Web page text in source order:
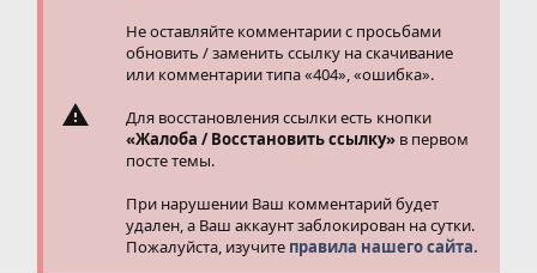
Не оставляйте комментарии с просьбами
обновить / заменить ссылку на скачивание
или комментарии типа «404», «ошибка».
Для восстановления ссылки есть кнопки
«Жалоба / Восстановить ссылку» в первом
посте темы.
При нарушении Ваш комментарий будет
удален, а Ваш аккаунт заблокирован на сутки.
Пожалуйста, изучите правила нашего сайта.